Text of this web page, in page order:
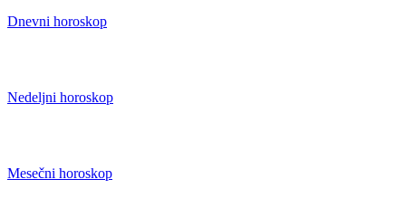
Dnevni horoskop
Nedeljni horoskop
Mesečni horoskop